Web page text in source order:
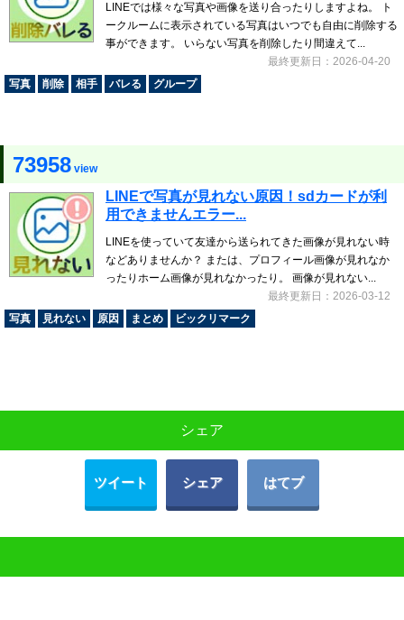
LINEでは様々な写真や画像を送り合ったりしますよね。 ト
ークルームに表示されている写真はいつでも自由に削除する
事ができます。 いらない写真を削除したり間違えて...
最終更新日：2026-04-20
写真
削除 相手 バレる グループ
73958 view
LINEで写真が見れない原因！sdカードが利
用できませんエラー...
LINEを使っていて友達から送られてきた画像が見れない時
などありませんか？ または、プロフィール画像が見れなか
ったりホーム画像が見れなかったり。 画像が見れない...
最終更新日：2026-03-12
写真
見れない 原因 まとめ ビックリマーク
シェア
ツイート シェア はてブ